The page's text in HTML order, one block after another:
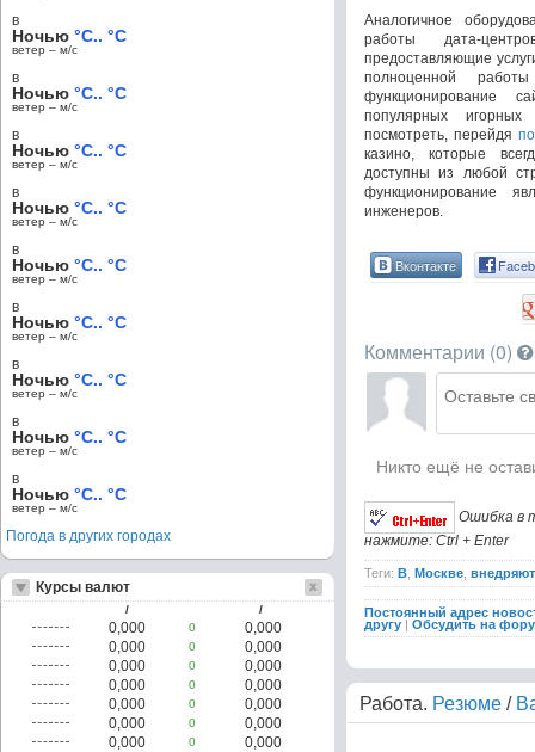
Аналогичное
работы дата-
предоставляющие
полноценной
функционирование
популярных
посмотреть, перейдя
казино, которые
доступны из любой
функционирование
инженеров.
Вконтакте
Комментарии (0)
Никто ещё не
Ошибка в
нажмите: Ctrl + Enter
Теги: В Москве внедряют
Постоянный адрес
другу | Обсудить на
Работа. Резюме /
в
Ночью °C.. °C
ветер – м/c
в
Ночью °C.. °C
ветер – м/c
в
Ночью °C.. °C
ветер – м/c
в
Ночью °C.. °C
ветер – м/c
в
Ночью °C.. °C
ветер – м/c
в
Ночью °C.. °C
ветер – м/c
в
Ночью °C.. °C
ветер – м/c
в
Ночью °C.. °C
ветер – м/c
в
Ночью °C.. °C
ветер – м/c
Погода в других городах
Курсы валют
/ /
0,000 0
0,000
0,000
0
0,000
0,000
0
0,000
0,000
0
0,000
0,000
0
0,000
0,000
0
0,000
0,000
0
0,000